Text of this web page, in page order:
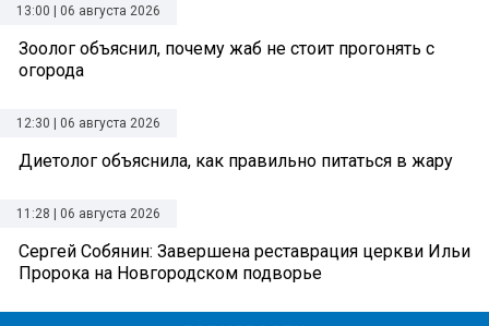
13:00 | 06 августа 2026
Зоолог объяснил, почему жаб не стоит прогонять с
огорода
12:30 | 06 августа 2026
Диетолог объяснила, как правильно питаться в жару
11:28 | 06 августа 2026
Сергей Собянин: Завершена реставрация церкви Ильи
Пророка на Новгородском подворье